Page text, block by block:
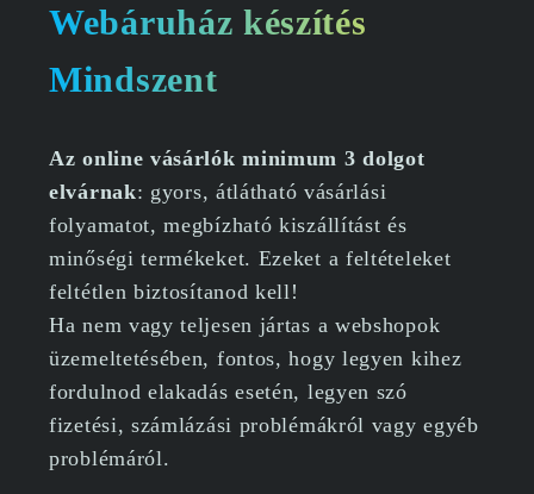
Webáruház készítés
Mindszent
Az online vásárlók minimum 3 dolgot
elvárnak: gyors, átlátható vásárlási
folyamatot, megbízható kiszállítást és
minőségi termékeket. Ezeket a feltételeket
feltétlen biztosítanod kell!
Ha nem vagy teljesen jártas a webshopok
üzemeltetésében, fontos, hogy legyen kihez
fordulnod elakadás esetén, legyen szó
fizetési, számlázási problémákról vagy egyéb
problémáról.